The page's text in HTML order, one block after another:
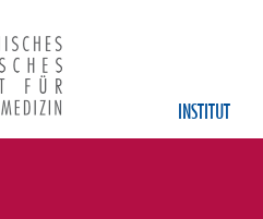
INSTITUT